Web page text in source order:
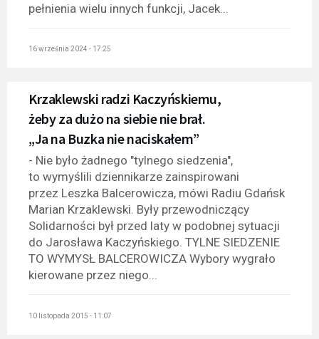
pełnienia wielu innych funkcji, Jacek...
16 września 2024 - 17:25
Krzaklewski radzi Kaczyńskiemu,
żeby za dużo na siebie nie brał.
„Ja na Buzka nie naciskałem”
- Nie było żadnego "tylnego siedzenia",
to wymyślili dziennikarze zainspirowani
przez Leszka Balcerowicza, mówi Radiu Gdańsk
Marian Krzaklewski. Były przewodniczący
Solidarności był przed laty w podobnej sytuacji
do Jarosława Kaczyńskiego. TYLNE SIEDZENIE
TO WYMYSŁ BALCEROWICZA Wybory wygrało
kierowane przez niego...
10 listopada 2015 - 11:07